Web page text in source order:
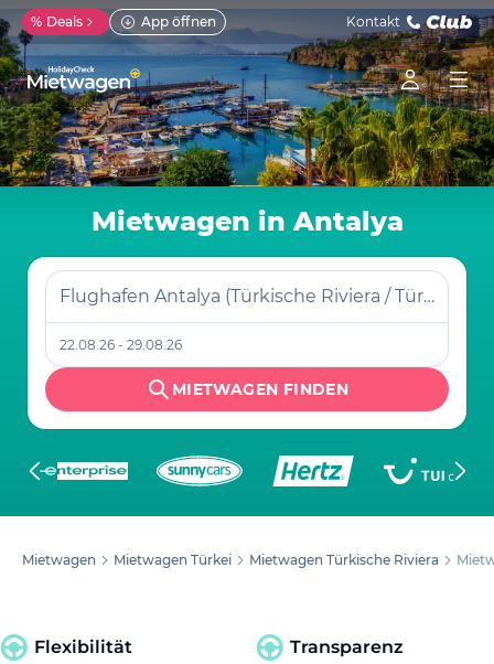
% Deals App öffnen Kontakt
Mietwagen in Antalya
Flughafen Antalya (Türkische Riviera / Türkei)
22.08.26 - 29.08.26
MIETWAGEN FINDEN
Mietwagen Mietwagen Türkei Mietwagen Türkische Riviera
Flexibilität Transparenz